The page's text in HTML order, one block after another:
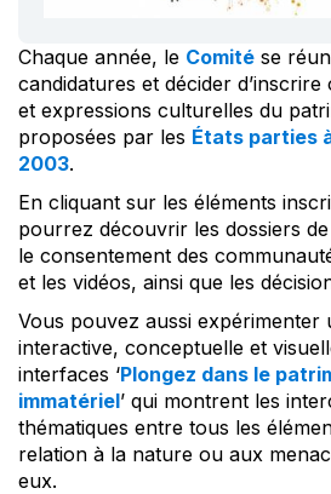
Chaque année, le Comité se
candidatures et décider
et expressions culturelles du
proposées par les États parties
2003.
En cliquant sur les éléments
pourrez découvrir les dossiers
le consentement des
et les vidéos, ainsi que les
Vous pouvez aussi expérimenter
interactive, conceptuelle et
interfaces ‘Plongez dans le
immatériel’ qui montrent les
thématiques entre tous les
relation à la nature ou aux
eux.